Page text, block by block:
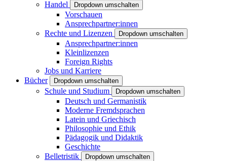
Handel
Dropdown umschalten
Vorschauen
Ansprechpartner:innen
Rechte und Lizenzen
Dropdown umschalten
Ansprechpartner:innen
Kleinlizenzen
Foreign Rights
Jobs und Karriere
Bücher
Dropdown umschalten
Schule und Studium Dropdown umschalten
Deutsch und Germanistik
Moderne Fremdsprachen
Latein und Griechisch
Philosophie und Ethik
Pädagogik und Didaktik
Geschichte
Belletristik
Dropdown umschalten